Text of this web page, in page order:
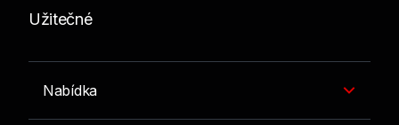
Užitečné
Nabídka